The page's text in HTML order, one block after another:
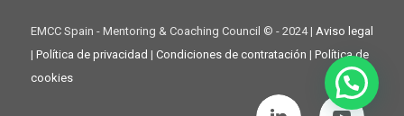
EMCC Spain - Mentoring & Coaching Council © - 2024 | Aviso legal
| Política de privacidad | Condiciones de contratación | Política de
cookies